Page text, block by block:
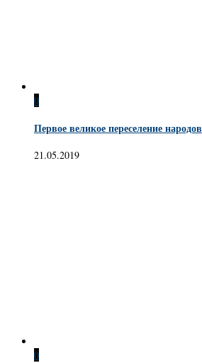
0
Первое великое переселение народов
21.05.2019
0